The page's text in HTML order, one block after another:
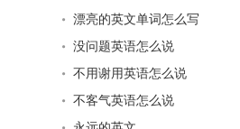
漂亮的英文单词怎么写
没问题英语怎么说
不用谢用英语怎么说
不客气英语怎么说